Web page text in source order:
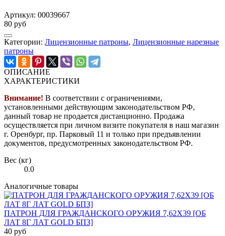
Артикул: 00039667
80 руб
Категории: Лицензионные патроны, Лицензионные нарезные
патроны
ОПИСАНИЕ
ХАРАКТЕРИСТИКИ
Внимание! В соответствии с ограничениями,
установленными действующим законодательством РФ,
данный товар не продается дистанционно. Продажа
осуществляется при личном визите покупателя в наш магазин
г. Оренбург, пр. Парковый 11 и только при предъявлении
документов, предусмотренных законодательством РФ.
Вес (кг)
0.0
Аналогичные товары
ПАТРОН ДЛЯ ГРАЖДАНСКОГО ОРУЖИЯ 7,62Х39 [ОБ
ЛАТ 8Г ЛАТ GOLD БПЗ]
40 руб